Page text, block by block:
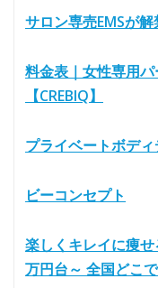
サロン専売EMSが解
料金表｜女性専用
【CREBIQ】
プライベートボディ
ビーコンセプト
楽しくキレイに痩
万円台～ 全国どこ